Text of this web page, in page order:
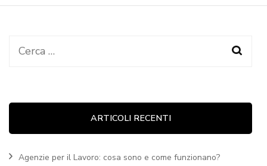
Ricerca
ARTICOLI RECENTI
Agenzie per il Lavoro: cosa sono e come funzionano?